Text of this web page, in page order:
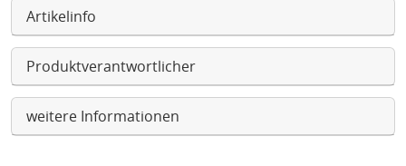
Artikelinfo
Produktverantwortlicher
weitere Informationen